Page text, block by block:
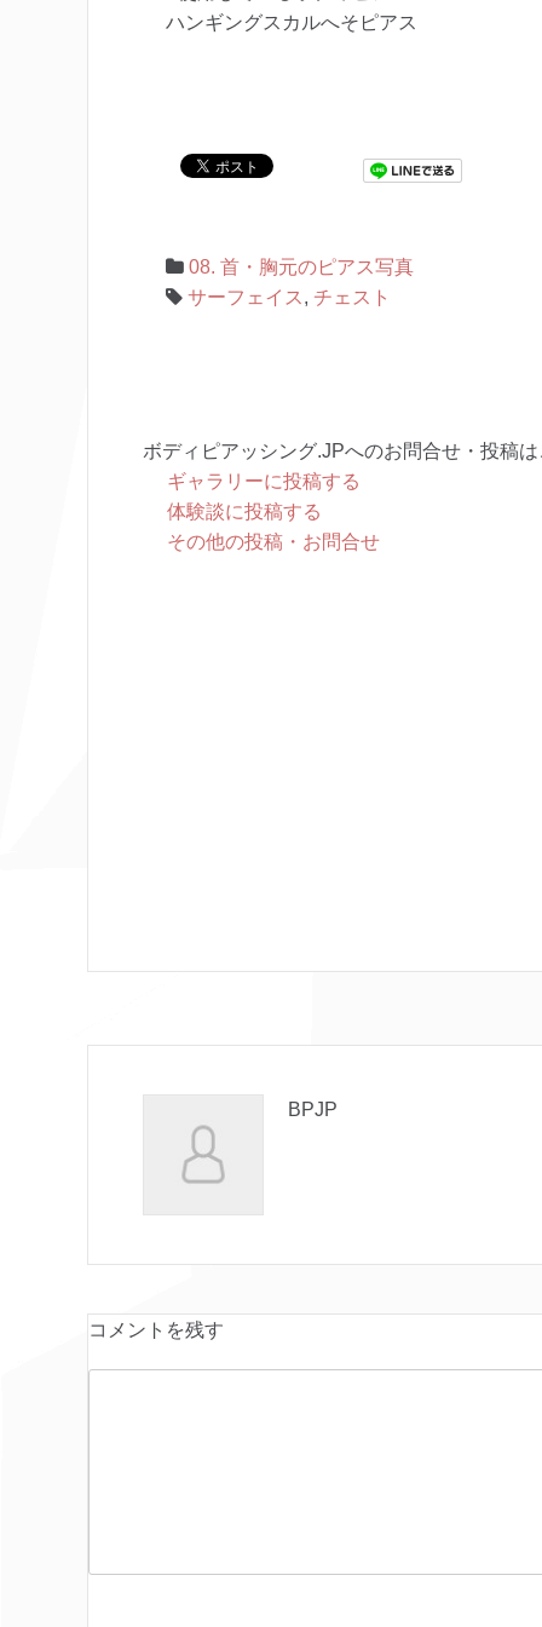
ハンギングスカルへそピアス
08. 首・胸元のピアス写真
サーフェイス , チェスト
ボディピアッシング.JPへのお問合せ・投稿
ギャラリーに投稿する
体験談に投稿する
その他の投稿・お問合せ
BPJP
コメントを残す